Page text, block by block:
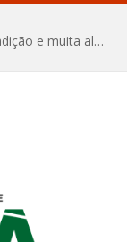
Afuá comemora 136 anos com orgulho, tradição e muita alegria na Quadra Dr. Nelson Salomão